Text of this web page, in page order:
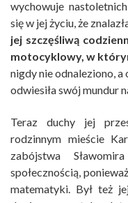
wychowuje
się w jej życiu, że
jej szczęśliwą
motocyklowy, w
nigdy nie odnaleziono, a
odwiesiła swój mundur
Teraz duchy jej
rodzinnym mieście
zabójstwa
społecznością,
matematyki. Był też